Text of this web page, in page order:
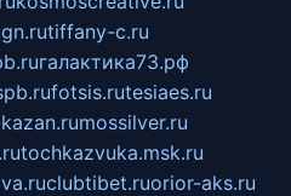
tiffany-c.ru
галактика73.рф
fotsis.rutesiaes.ru
mossilver.ru
tochkazvuka.msk.ru
clubtibet.ruorior-aks.ru